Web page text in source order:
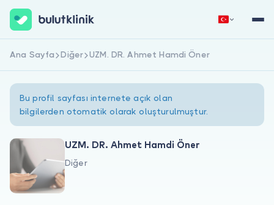
Hakkımızda
Hemen Kaydol Giriş Yap
Ana Sayfa Diğer UZM. DR. Ahmet Hamdi Öner
Bu profil sayfası internete açık olan
bilgilerden otomatik olarak oluşturulmuştur.
UZM. DR. Ahmet Hamdi Öner
Diğer